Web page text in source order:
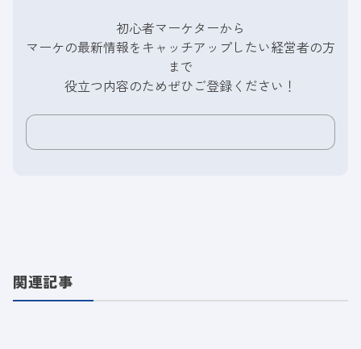
初心者マーケターから
マーケの最新情報をキャッチアップしたい経営者の方
まで
役立つ内容のためぜひご登録ください！
関連記事